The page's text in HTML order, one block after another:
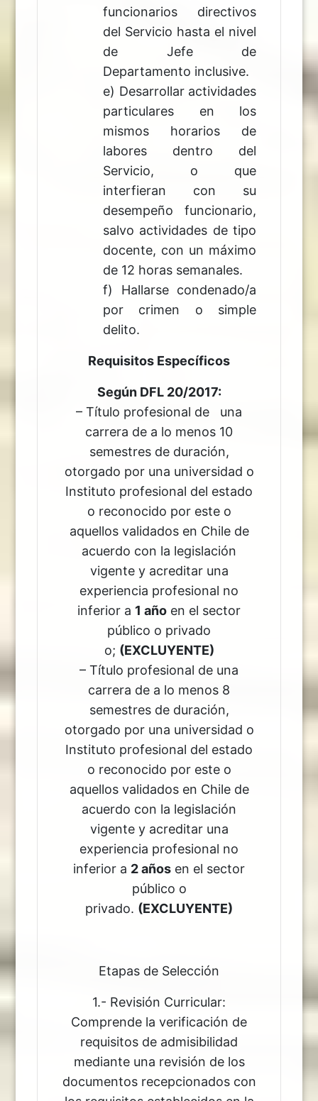
funcionarios directivos
del Servicio hasta el nivel
de Jefe de
Departamento inclusive.
e) Desarrollar actividades
particulares en los
mismos horarios de
labores dentro del
Servicio, o que
interfieran con su
desempeño funcionario,
salvo actividades de tipo
docente, con un máximo
de 12 horas semanales.
f) Hallarse condenado/a
por crimen o simple
delito.
Requisitos Específicos
Según DFL 20/2017:
– Título profesional de una
carrera de a lo menos 10
semestres de duración,
otorgado por una universidad o
Instituto profesional del estado
o reconocido por este o
aquellos validados en Chile de
acuerdo con la legislación
vigente y acreditar una
experiencia profesional no
inferior a 1 año en el sector
público o privado
o; (EXCLUYENTE)
– Título profesional de una
carrera de a lo menos 8
semestres de duración,
otorgado por una universidad o
Instituto profesional del estado
o reconocido por este o
aquellos validados en Chile de
acuerdo con la legislación
vigente y acreditar una
experiencia profesional no
inferior a 2 años en el sector
público o
privado. (EXCLUYENTE)
Etapas de Selección
1.- Revisión Curricular:
Comprende la verificación de
requisitos de admisibilidad
mediante una revisión de los
documentos recepcionados con